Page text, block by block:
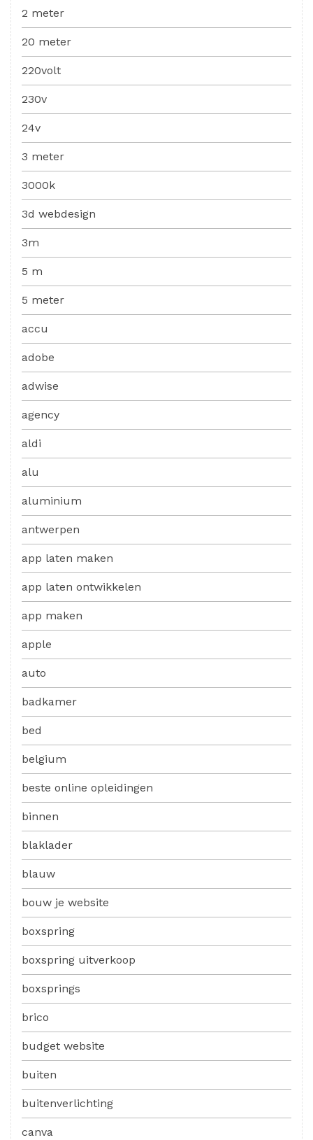
2 meter
20 meter
220volt
230v
24v
3 meter
3000k
3d webdesign
3m
5 m
5 meter
accu
adobe
adwise
agency
aldi
alu
aluminium
antwerpen
app laten maken
app laten ontwikkelen
app maken
apple
auto
badkamer
bed
belgium
beste online opleidingen
binnen
blaklader
blauw
bouw je website
boxspring
boxspring uitverkoop
boxsprings
brico
budget website
buiten
buitenverlichting
canva